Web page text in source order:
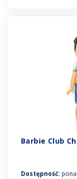
Barbie Club
Dostępność: